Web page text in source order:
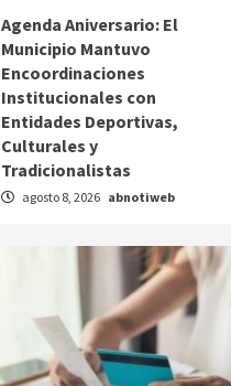
Agenda Aniversario: El
Municipio Mantuvo
Encoordinaciones
Institucionales con
Entidades Deportivas,
Culturales y
Tradicionalistas
agosto 8, 2026 abnotiweb